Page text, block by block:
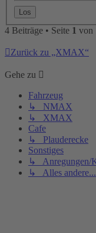
4 Beiträge • Seite 1 von
Zurück zu „XMAX“
Gehe zu
Fahrzeug
↳ NMAX
↳ XMAX
Cafe
↳ Plauderecke
Sonstiges
↳ Anregungen/
↳ Alles andere...